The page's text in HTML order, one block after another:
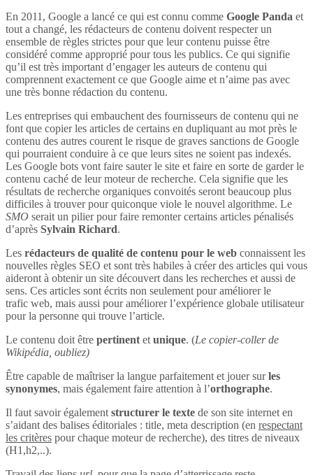
En 2011, Google a lancé ce qui est connu comme Google Panda et
tout a changé, les rédacteurs de contenu doivent respecter un
ensemble de règles strictes pour que leur contenu puisse être
considéré comme approprié pour tous les publics. Ce qui signifie
qu’il est très important d’engager les auteurs de contenu qui
comprennent exactement ce que Google aime et n’aime pas avec
une très bonne rédaction du contenu.
Les entreprises qui embauchent des fournisseurs de contenu qui ne
font que copier les articles de certains en dupliquant au mot près le
contenu des autres courent le risque de graves sanctions de Google
qui pourraient conduire à ce que leurs sites ne soient pas indexés.
Les Google bots vont faire sauter le site et faire en sorte de garder le
contenu caché de leur moteur de recherche. Cela signifie que les
résultats de recherche organiques convoités seront beaucoup plus
difficiles à trouver pour quiconque viole le nouvel algorithme. Le
SMO serait un pilier pour faire remonter certains articles pénalisés
d’après Sylvain Richard.
Les rédacteurs de qualité de contenu pour le web connaissent les
nouvelles règles SEO et sont très habiles à créer des articles qui vous
aideront à obtenir un site découvert dans les recherches et aussi de
sens. Ces articles sont écrits non seulement pour améliorer le
trafic web, mais aussi pour améliorer l’expérience globale utilisateur
pour la personne qui trouve l’article.
Le contenu doit être pertinent et unique. (Le copier-coller de
Wikipédia, oubliez)
Être capable de maîtriser la langue parfaitement et jouer surles
synonymes, mais également faire attention à l’orthographe.
Il faut savoir également structurer le texte de son site internet en
s’aidant des balises éditoriales : title, meta description (en respectant
les critères pour chaque moteur de recherche), des titres de niveaux
(H1,h2,..).